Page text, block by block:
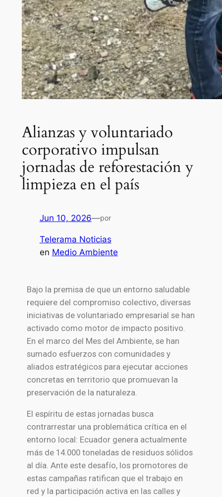
Alianzas y voluntariado
corporativo impulsan
jornadas de reforestación y
limpieza en el país
Jun 10, 2026—por
Telerama Noticias
en Medio Ambiente
Bajo la premisa de que un entorno saludable
requiere del compromiso colectivo, diversas
iniciativas de voluntariado empresarial se han
activado como motor de impacto positivo.
En el marco del Mes del Ambiente, se han
sumado esfuerzos con comunidades y
aliados estratégicos para ejecutar acciones
concretas en territorio que promuevan la
preservación de la naturaleza.
El espíritu de estas jornadas busca
contrarrestar una problemática crítica en el
entorno local: Ecuador genera actualmente
más de 14.000 toneladas de residuos sólidos
al día. Ante este desafío, los promotores de
estas campañas ratifican que el trabajo en
red y la participación activa en las calles y